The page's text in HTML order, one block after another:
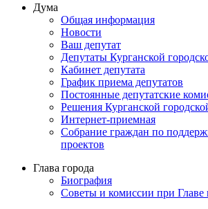
Дума
Общая информация
Новости
Ваш депутат
Депутаты Курганской
Кабинет депутата
График приема депутатов
Постоянные депутатские
Решения Курганской
Интернет-приемная
Собрание граждан по
проектов
Глава города
Биография
Советы и комиссии при Главе